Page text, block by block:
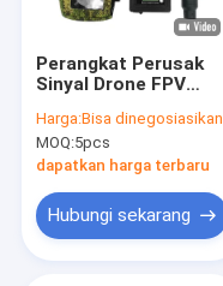
Perangkat Perusak
Sinyal Drone FPV
dengan Jangkauan
1.5km dan Daya
Tinggi 50W untuk
Drone UAV
Harga:Bisa dinegosiasikan
MOQ:5pcs
dapatkan harga terbaru
Hubungi sekarang